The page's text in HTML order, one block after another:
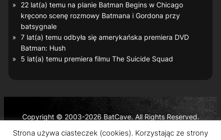
22 lat(a) temu na planie Batman Beginsw Chicago
kręcono scenę rozmowy Batmana i Gordona przy
batsygnale
7 lat(a) temu odbyła się amerykańska premiera DVD
Batman: Hush
5 lat(a) temu premiera filmu The Suicide Squad
Copyright © 2003-2026 BatCave. All Rights Reserved.
Batman and all related characters and elements are the
Strona używa ciasteczek (cookies). Korzystając ze strony